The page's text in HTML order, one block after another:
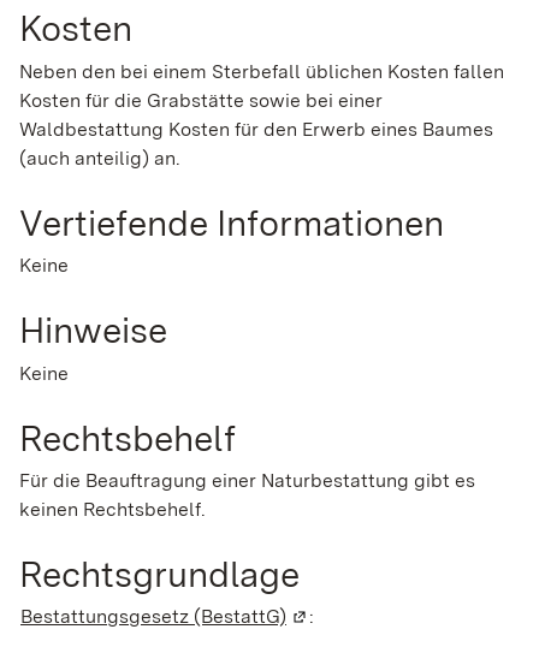
Kosten
Neben den bei einem Sterbefall üblichen Kosten fallen
Kosten für die Grabstätte sowie bei einer
Waldbestattung Kosten für den Erwerb eines Baumes
(auch anteilig) an.
Vertiefende Informationen
Keine
Hinweise
Keine
Rechtsbehelf
Für die Beauftragung einer Naturbestattung gibt es
keinen Rechtsbehelf.
Rechtsgrundlage
Bestattungsgesetz (BestattG) (Wird in einem neuen
: